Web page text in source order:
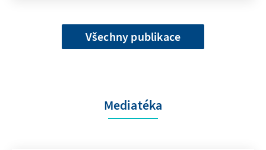
Všechny publikace
Mediatéka